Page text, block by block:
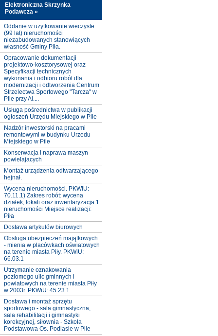
Elektroniczna Skrzynka
Podawcza »
Oddanie w użytkowanie wieczyste
(99 lat) nieruchomości
niezabudowanych stanowiących
własność Gminy Piła.
Opracowanie dokumentacji
projektowo-kosztorysowej oraz
Specyfikacji technicznych
wykonania i odbioru robót dla
modernizacji i odtworzenia Centrum
Strzelectwa Sportowego "Tarcza" w
Pile przy Al....
Usługa pośrednictwa w publikacji
ogłoszeń Urzędu Miejskiego w Pile
Nadzór inwestorski na pracami
remontowymi w budynku Urzedu
Miejskiego w Pile
Konserwacja i naprawa maszyn
powielajacych
Montaż urządzenia odtwarzającego
hejnał.
Wycena nieruchomości. PKWiU:
70.11.1) Zakres robót: wycena
działek, lokali oraz inwentaryzacja 1
nieruchomości Miejsce realizacji:
Piła
Dostawa artykułów biurowych
Obsługa ubezpieczeń majątkowych
- mienia w placówkach oświatowych
na terenie miasta Piły. PKWiU:
66.03.1
Utrzymanie oznakowania
poziomego ulic gminnych i
powiatowych na terenie miasta Piły
w 2003r. PKWiU: 45.23.1
Dostawa i montaż sprzętu
sportowego - sala gimnastyczna,
sala rehabilitacji i gimnastyki
korekcyjnej, siłownia - Szkoła
Podstawowa Os. Podlasie w Pile